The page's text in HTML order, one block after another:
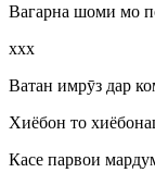
Вагарна шоми мо
ххх
Ватан имрӯз дар
Хиёбон то
Касе парвои